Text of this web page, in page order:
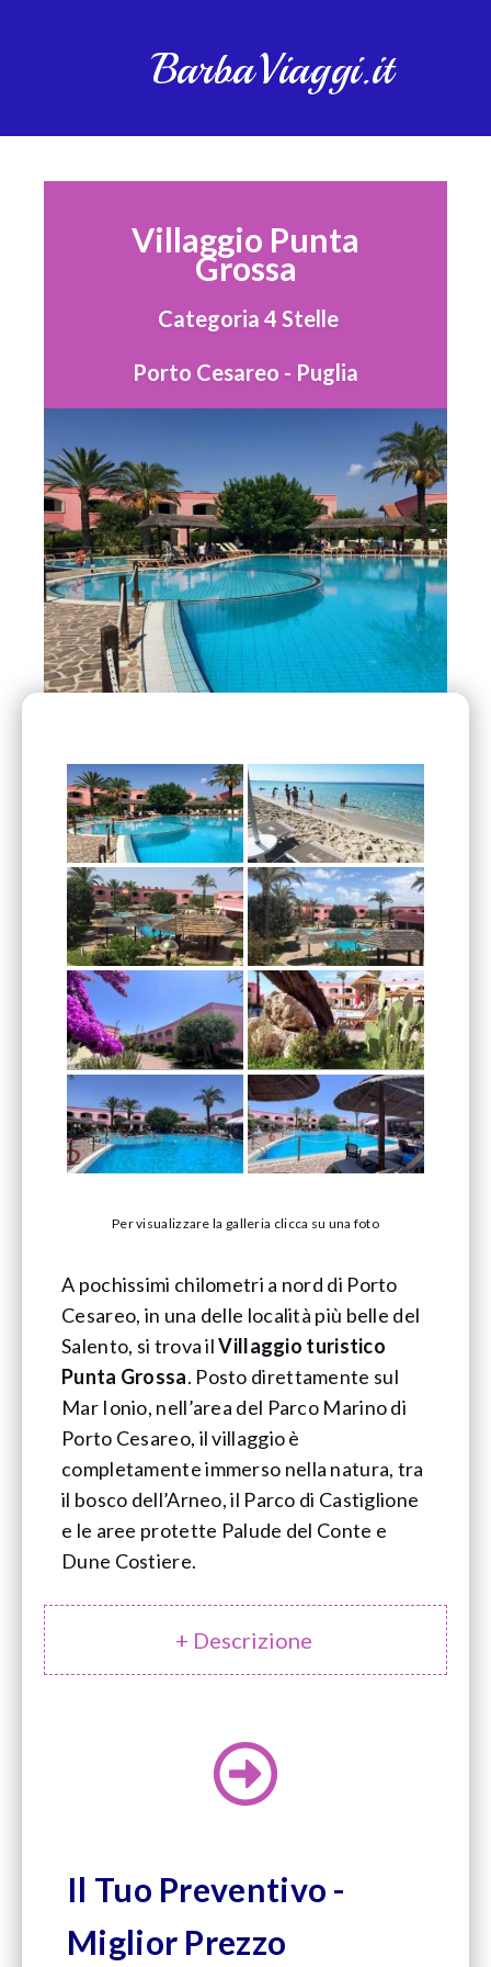
BarbaViaggi.it
Villaggio Punta
Grossa
Categoria 4 Stelle
Porto Cesareo - Puglia
Per visualizzare la galleria clicca su una foto
A pochissimi chilometri a nord di Porto
Cesareo, in una delle località più belle del
Salento, si trova ilVillaggio turistico
Punta Grossa. Posto direttamente sul
Mar Ionio, nell’area del Parco Marino di
Porto Cesareo, il villaggio è
completamente immerso nella natura, tra
il bosco dell’Arneo, il Parco di Castiglione
e le aree protette Palude del Conte e
Dune Costiere.
+ Descrizione
Il Tuo Preventivo -
Miglior Prezzo